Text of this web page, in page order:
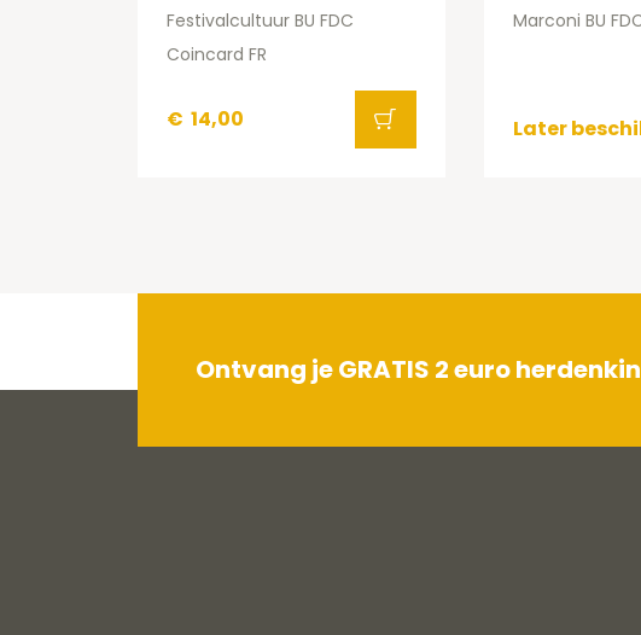
Festivalcultuur BU FDC
Coincard FR
€ 14,00
Marconi BU
Later
Ontvang je GRATIS 2 euro